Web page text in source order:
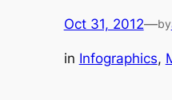
Oct 31, 2012—by
in Infographics,